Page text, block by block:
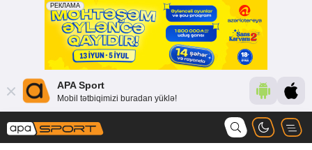
APA Sport
Mobil tətbiqimizi buradan yüklə!